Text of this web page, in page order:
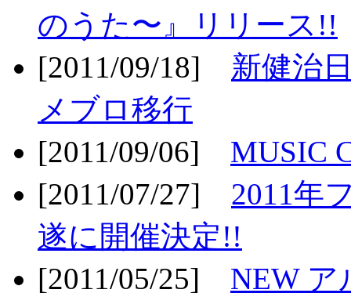
のうた〜』リリース!!
[2011/09/18] 新健治
メブロ移行
[2011/09/06] MUSIC
[2011/07/27] 2011年
遂に開催決定!!
[2011/05/25] NEW